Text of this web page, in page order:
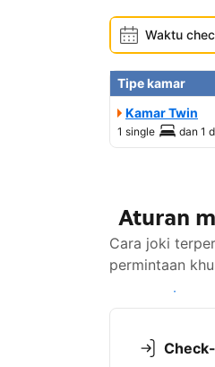
Waktu
Tipe kamar
Kamar Twin
1 single dan 1
Aturan
Cara joki
permintaan
Lihat